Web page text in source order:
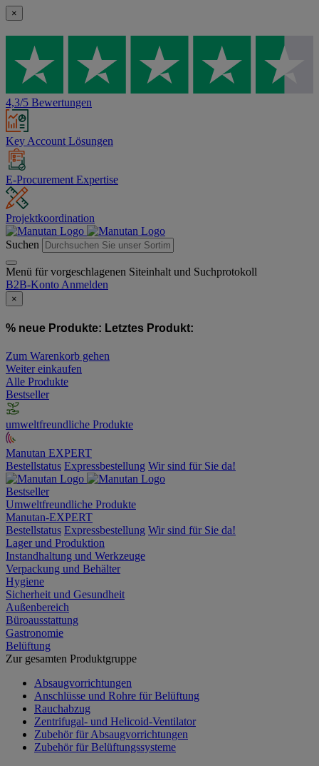
×
4,3/5 Bewertungen
Key Account Lösungen
E-Procurement Expertise
Projektkoordination
Suchen
Menü für vorgeschlagenen Siteinhalt und Suchprotokoll
B2B-Konto Anmelden
×
% neue Produkte: Letztes Produkt:
Zum Warenkorb gehen
Weiter einkaufen
Alle Produkte
Bestseller
umweltfreundliche Produkte
Manutan EXPERT
Bestellstatus Expressbestellung Wir sind für Sie da!
Bestseller
Umweltfreundliche Produkte
Manutan-EXPERT
Bestellstatus Expressbestellung Wir sind für Sie da!
Lager und Produktion
Instandhaltung und Werkzeuge
Verpackung und Behälter
Hygiene
Sicherheit und Gesundheit
Außenbereich
Büroausstattung
Gastronomie
Belüftung
Zur gesamten Produktgruppe
Absaugvorrichtungen
Anschlüsse und Rohre für Belüftung
Rauchabzug
Zentrifugal- und Helicoid-Ventilator
Zubehör für Absaugvorrichtungen
Zubehör für Belüftungssysteme